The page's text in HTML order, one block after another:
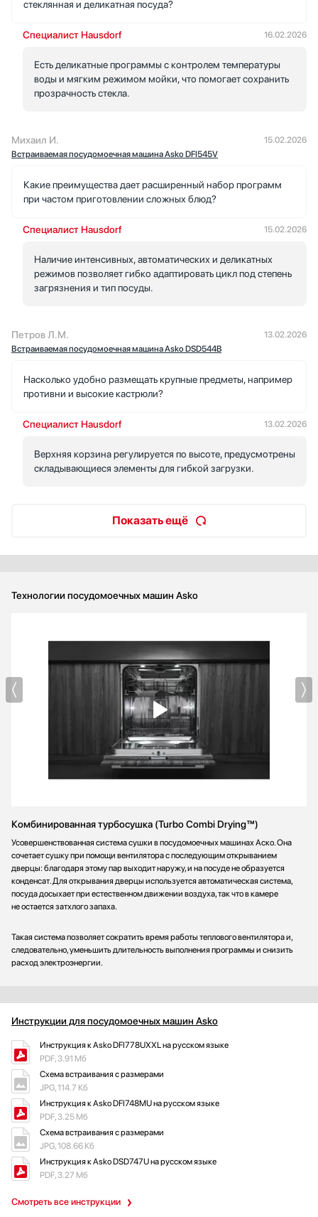
стеклянная и деликатная посуда?
Специалист Hausdorf 16.02.2026
Есть деликатные программы с контролем температуры
воды и мягким режимом мойки, что помогает сохранить
прозрачность стекла.
Михаил И.
Встраиваемая посудомоечная машина Asko DFI545V
15.02.2026
Какие преимущества дает расширенный набор программ
при частом приготовлении сложных блюд?
Специалист Hausdorf 15.02.2026
Наличие интенсивных, автоматических и деликатных
режимов позволяет гибко адаптировать цикл под степень
загрязнения и тип посуды.
Петров Л.М.
Встраиваемая посудомоечная машина Asko DSD544B
13.02.2026
Насколько удобно размещать крупные предметы, например
противни и высокие кастрюли?
Специалист Hausdorf 13.02.2026
Верхняя корзина регулируется по высоте, предусмотрены
складывающиеся элементы для гибкой загрузки.
Показать ещё
Технологии посудомоечных машин Asko
Комбинированная турбосушка (Turbo Combi Drуing™)
Усовершенствованная система сушки в посудомоечных машинах Аско. Она
сочетает сушку при помощи вентилятора с последующим открыванием
дверцы: благодаря этому пар выходит наружу, и на посуде не образуется
конденсат. Для открывания дверцы используется автоматическая система,
посуда досыхает при естественном движении воздуха, так что в камере
не остается затхлого запаха.
Такая система позволяет сократить время работы теплового вентилятора и,
следовательно, уменьшить длительность выполнения программы и снизить
расход электроэнергии.
Инструкции для посудомоечных машин Asko
Смотреть все инструкции
Инструкция к Asko DFI778UXXL на русском языке
PDF, 3.91 Мб
Схема встраивания с размерами
JPG, 114.7 Кб
Инструкция к Asko DFI748MU на русском языке
PDF, 3.25 Мб
Схема встраивания с размерами
JPG, 108.66 Кб
Инструкция к Asko DSD747U на русском языке
PDF, 3.27 Мб